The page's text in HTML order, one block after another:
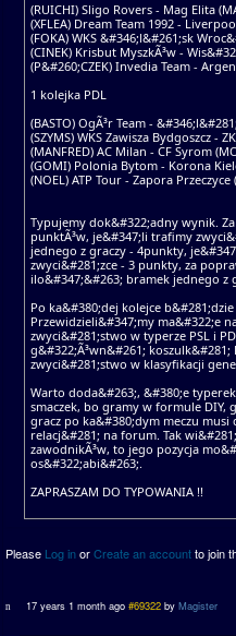
(RUICHI) Sligo Rovers - Mag Elita
(XFLEA) Dream Team 1992 -
(FOKA) WKS &#346;l&#261;sk
(CINEK) Krisbut MyszkÃ³w -
(P&#260;CZEK) Invedia Team -
1 kolejka PDL
(BASTO) OgÃ³r Team -
(SZYMS) WKS Zawisza Bydgoszcz -
(MANFRED) AC Milan - CF Syrom
(GOMI) Polonia Bytom - Korona
(NOEL) ATP Tour - Zapora Przeczyce
Typujemy dok&#322;adny wynik.
punktÃ³w, je&#347;li trafimy
jednego z graczy - 4punkty,
zwyci&#281;zce - 3 punkty, za
ilo&#347;&#263; bramek jednego z
Po ka&#380;dej kolejce
Przewidzieli&#347;my ma&#322;e
zwyci&#281;stwo w typerze PSL i
g&#322;Ã³wn&#261; koszulk&#281;
zwyci&#281;stwo w klasyfikacji
Warto doda&#263;, &#380;e
smaczek, bo gramy w formule DIY,
gracz po ka&#380;dym meczu musi
relacj&#281; na forum. Tak
zawodnikÃ³w, to jego pozycja
os&#322;abi&#263;.
ZAPRASZAM DO TYPOWANIA !!
Please Log inorCreate an accountto join
17 years 1 month ago #69322 byMagister